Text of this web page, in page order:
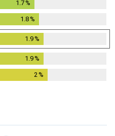
1.7 %
1.8%
1.9%
1.9%
2%